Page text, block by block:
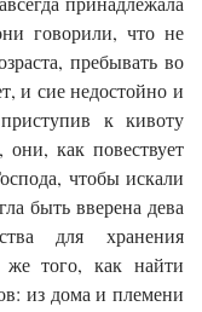
говорили, что не
пребывать во
и сие недостойно и
к кивоту
они, как повествует
чтобы искали
быть вверена дева
для хранения
же того, как найти
из дома и племени